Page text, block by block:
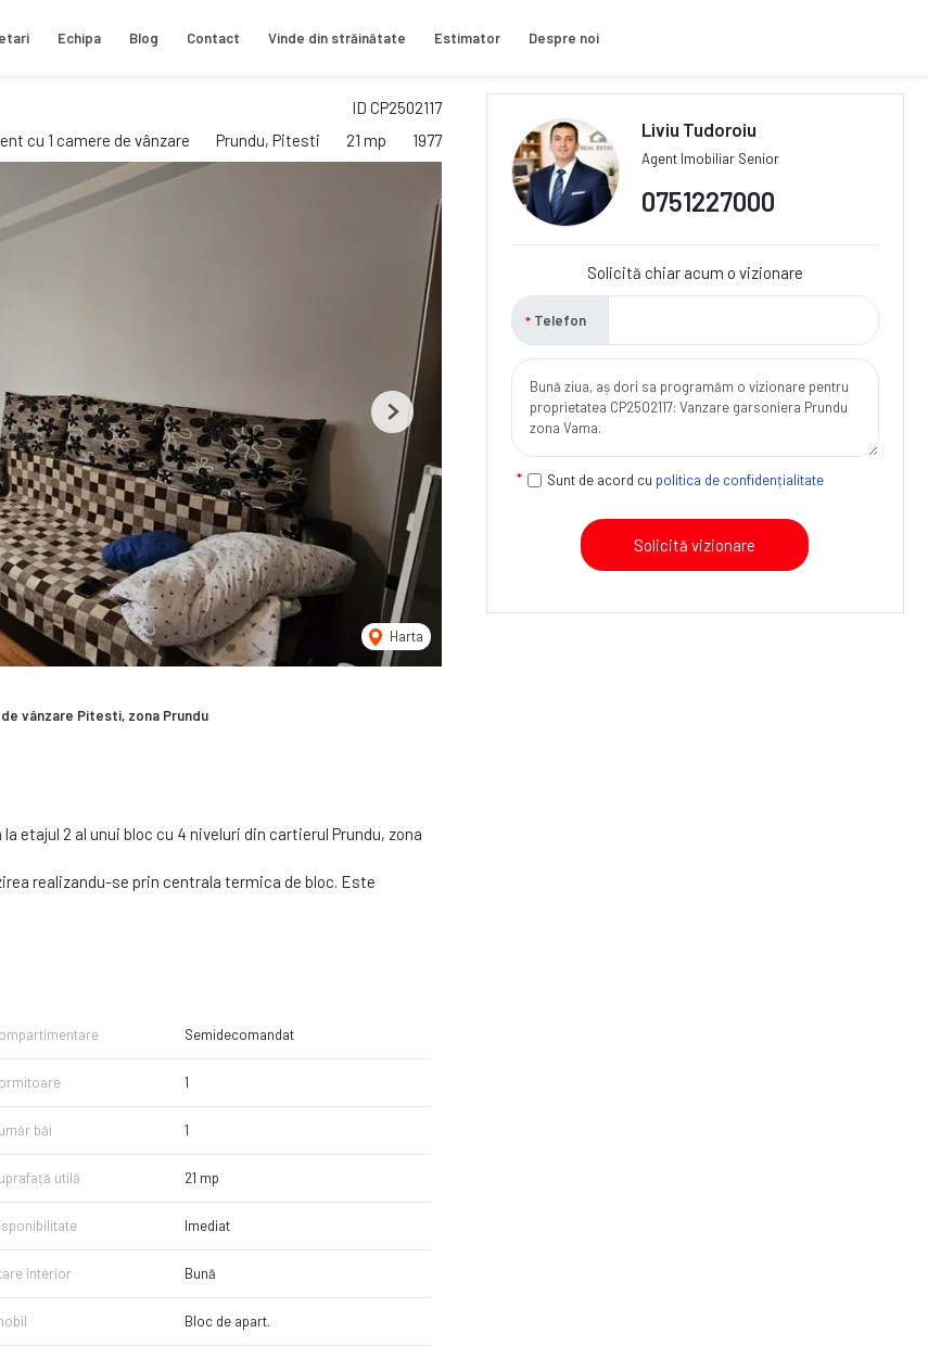
Echipa Blog Contact Vinde din străinătate Estimator Despre noi
ID CP2502117
cu 1 camere de vânzare Prundu, Pitesti 21 mp 1977
Harta
Next
vânzare Pitesti, zona Prundu
etajul 2 al unui bloc cu 4 niveluri din cartierul Prundu, zona
realizandu-se prin centrala termica de bloc. Este
Semidecomandat
1
băi 1
utilă 21 mp
Imediat
interior Bună
Bloc de apart.
Liviu Tudoroiu
Agent Imobiliar Senior
0751227000
Solicită chiar acum o vizionare
Telefon
Sunt de acord cu politica de confidențialitate
Solicită vizionare